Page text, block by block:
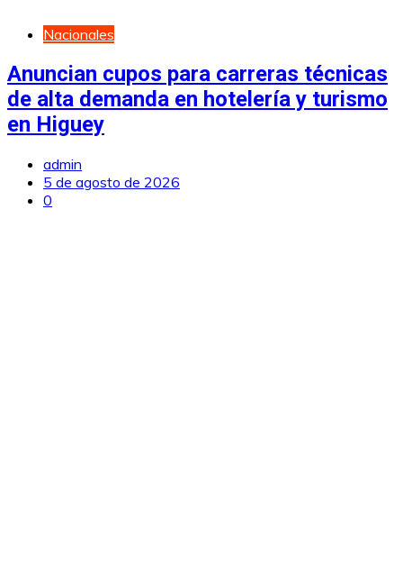
Nacionales
Anuncian cupos para carreras técnicas
de alta demanda en hotelería y turismo
en Higuey
admin
5 de agosto de 2026
0